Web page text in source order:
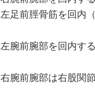
左足前脛骨筋を回内
左腕前腕部を回内する
右腕前腕部は右股関